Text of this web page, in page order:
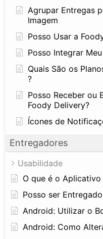
Agrupar Entregas
Imagem
Posso Usar a
Posso Integrar
Quais São os
?
Posso Receber ou
Foody Delivery?
Ícones de
Entregadores
Usabilidade
O que é o
Posso ser
Android: Utilizar o
Android: Como